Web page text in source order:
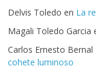
Delvis Toledo en La
Magali Toledo Garcia
Carlos Ernesto Bernal
cohete luminoso